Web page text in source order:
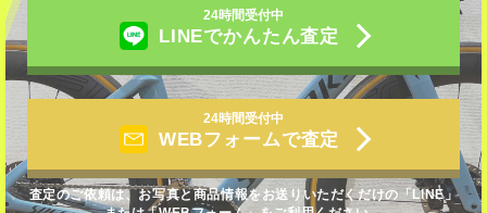
24時間受付中
LINEでかんたん査定
24時間受付中
WEBフォームで査定
査定のご依頼は、お写真と商品情報をお送りいただくだけの「LINE」